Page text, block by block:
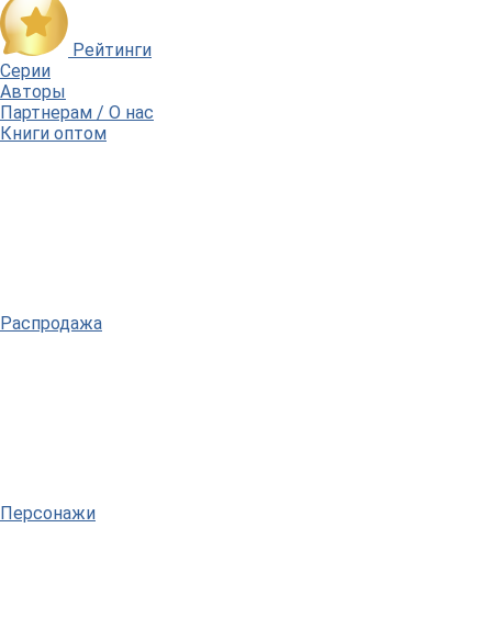
Рейтинги
Серии
Авторы
Партнерам / О нас
Книги оптом
Распродажа
Персонажи